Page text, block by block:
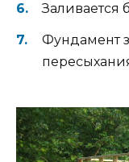
Заливается
Фундамент